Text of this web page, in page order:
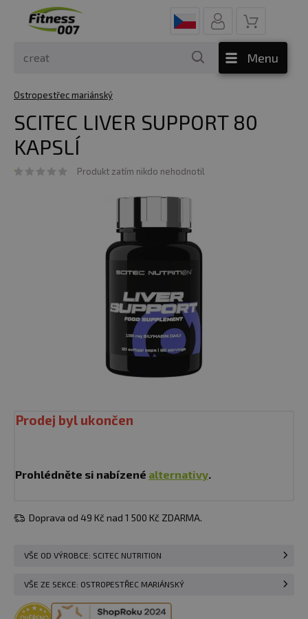
Menu
Ostropestřec mariánský
SCITEC LIVER SUPPORT 80
KAPSLÍ
Produkt zatím nikdo nehodnotil
Prodej byl ukončen
Prohlédněte si nabízené alternativy.
Doprava od 49 Kč nad 1 500 Kč ZDARMA.
VŠE OD VÝROBCE: SCITEC NUTRITION
VŠE ZE SEKCE: OSTROPESTŘEC MARIÁNSKÝ